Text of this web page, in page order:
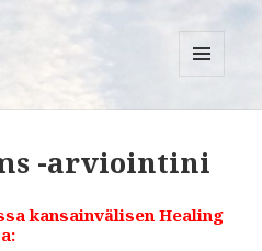
JA
-arviointini
kansainvälisen Healing